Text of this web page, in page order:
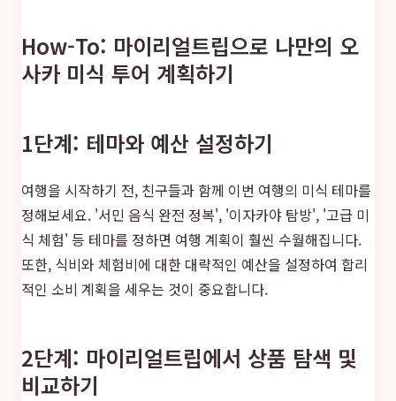
How-To: 마이리얼트립으로 나만의 오
사카 미식 투어 계획하기
1단계: 테마와 예산 설정하기
여행을 시작하기 전, 친구들과 함께 이번 여행의 미식 테마를
정해보세요. '서민 음식 완전 정복', '이자카야 탐방', '고급 미
식 체험' 등 테마를 정하면 여행 계획이 훨씬 수월해집니다.
또한, 식비와 체험비에 대한 대략적인 예산을 설정하여 합리
적인 소비 계획을 세우는 것이 중요합니다.
2단계: 마이리얼트립에서 상품 탐색 및
비교하기